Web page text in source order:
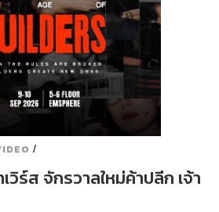
/
วิร์ส จักรวาลใหม่ค้าปลีก เจ้า